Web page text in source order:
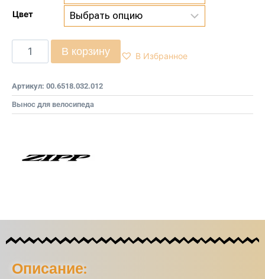
Цвет
В корзину В Избранное
Артикул: 00.6518.032.012
Вынос для велосипеда
Описание: